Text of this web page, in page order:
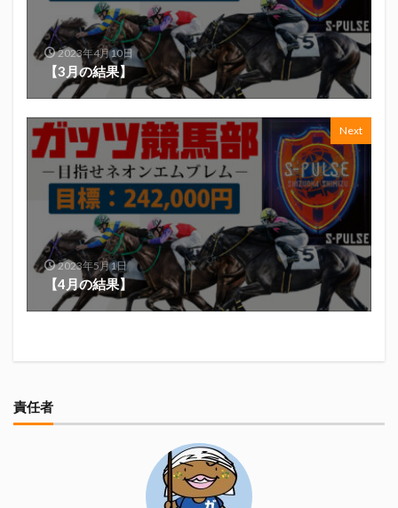
2023年4月10日
【3月の結果】
Next
2023年5月1日
【4月の結果】
責任者